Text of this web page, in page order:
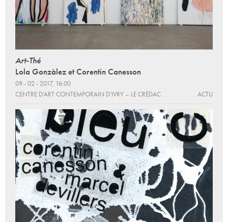
Art-Thé
Lola Gonzàlez et Corentin Canesson
09 - 02 - 2017, 16:00
CENTRE D’ART CONTEMPORAIN D’IVRY – LE CRÉDAC
ACTU